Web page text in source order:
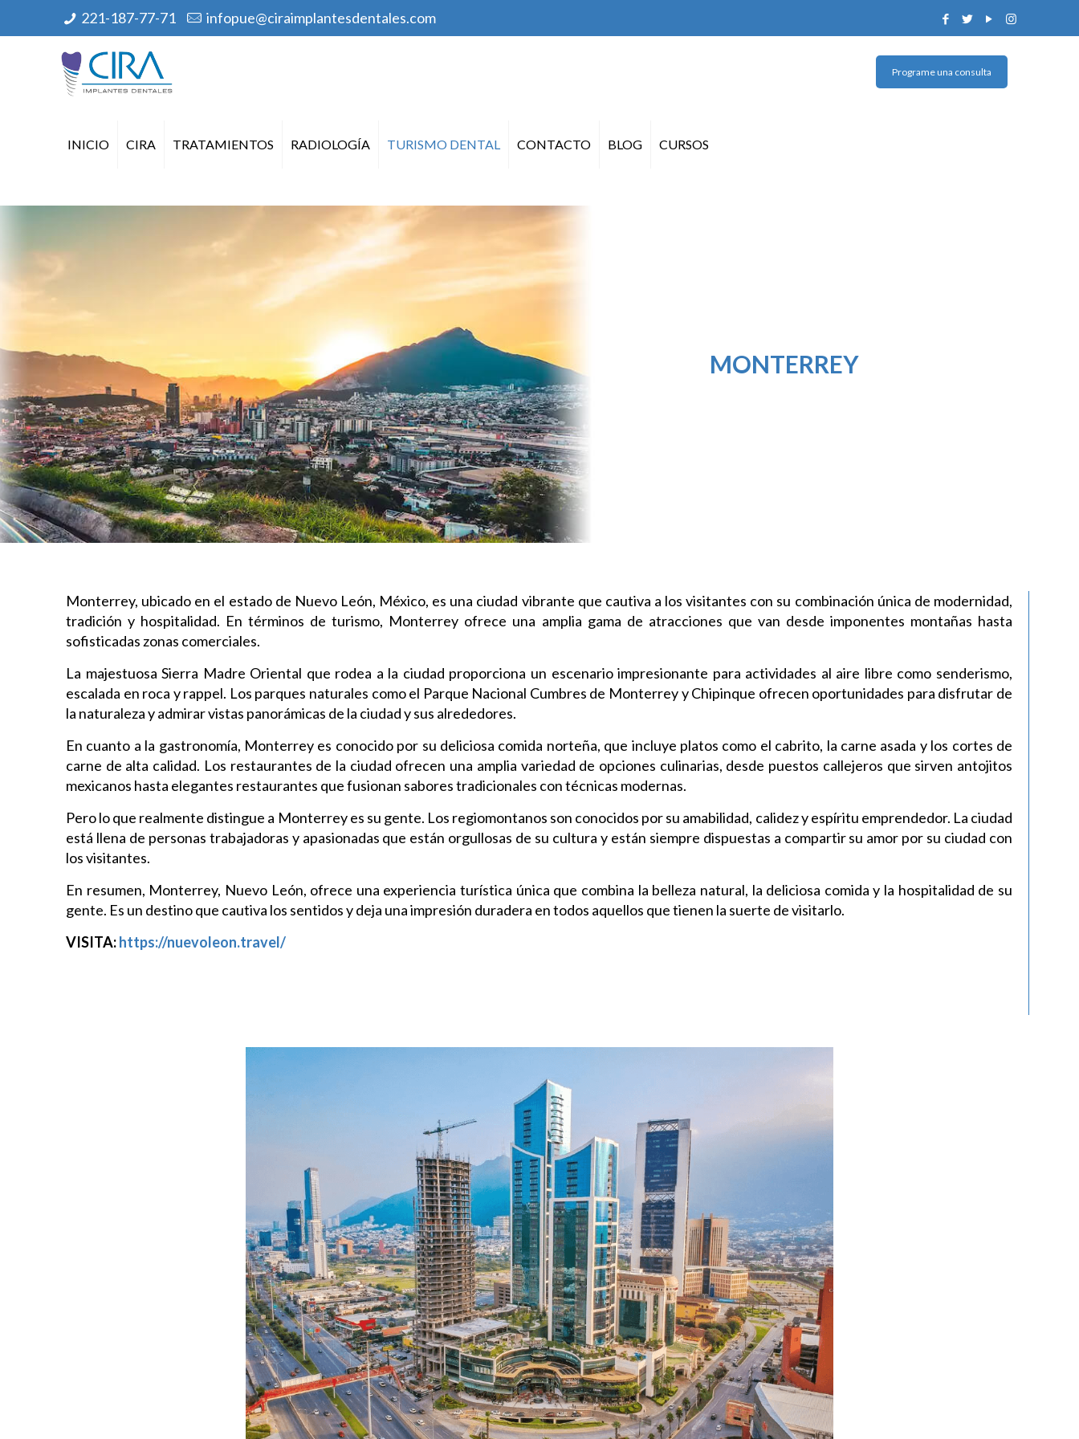
221-187-77-71 infopue@ciraimplantesdentales.com
INICIO CIRA TRATAMIENTOS RADIOLOGÍA TURISMO DENTAL CONTACTO BLOG CURSOS
Programe una consulta
MONTERREY
Monterrey, ubicado en el estado de Nuevo León, México, es una ciudad vibrante que cautiva a los visitantes con su combinación única de modernidad,
tradición y hospitalidad. En términos de turismo, Monterrey ofrece una amplia gama de atracciones que van desde imponentes montañas hasta
sofisticadas zonas comerciales.
La majestuosa Sierra Madre Oriental que rodea a la ciudad proporciona un escenario impresionante para actividades al aire libre como senderismo,
escalada en roca y rappel. Los parques naturales como el Parque Nacional Cumbres de Monterrey y Chipinque ofrecen oportunidades para disfrutar de
la naturaleza y admirar vistas panorámicas de la ciudad y sus alrededores.
En cuanto a la gastronomía, Monterrey es conocido por su deliciosa comida norteña, que incluye platos como el cabrito, la carne asada y los cortes de
carne de alta calidad. Los restaurantes de la ciudad ofrecen una amplia variedad de opciones culinarias, desde puestos callejeros que sirven antojitos
mexicanos hasta elegantes restaurantes que fusionan sabores tradicionales con técnicas modernas.
Pero lo que realmente distingue a Monterrey es su gente. Los regiomontanos son conocidos por su amabilidad, calidez y espíritu emprendedor. La ciudad
está llena de personas trabajadoras y apasionadas que están orgullosas de su cultura y están siempre dispuestas a compartir su amor por su ciudad con
los visitantes.
En resumen, Monterrey, Nuevo León, ofrece una experiencia turística única que combina la belleza natural, la deliciosa comida y la hospitalidad de su
gente. Es un destino que cautiva los sentidos y deja una impresión duradera en todos aquellos que tienen la suerte de visitarlo.
VISITA:https://nuevoleon.travel/